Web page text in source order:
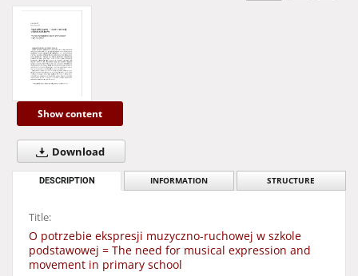
Show content
Download
DESCRIPTION INFORMATION STRUCTURE
Title:
O potrzebie ekspresji muzyczno-ruchowej w szkole
podstawowej = The need for musical expression and
movement in primary school